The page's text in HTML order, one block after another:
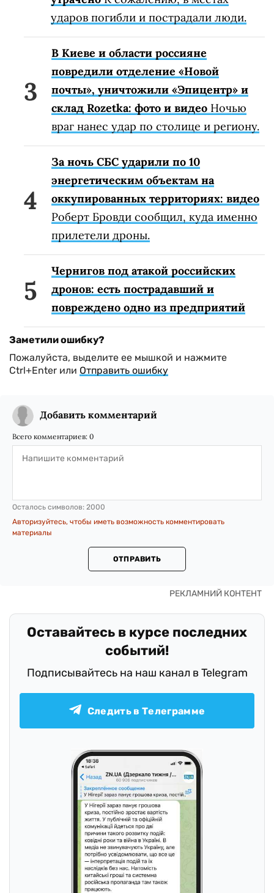
ударов погибли и пострадали люди.
В Киеве и области россияне
повредили отделение «Новой
почты», уничтожили «Эпицентр» и
склад Rozetka: фото и видео Ночью
враг нанес удар по столице и региону.
За ночь СБС ударили по 10
энергетическим объектам на
оккупированных территориях: видео
Роберт Бровди сообщил, куда именно
прилетели дроны.
Чернигов под атакой российских
дронов: есть пострадавший и
повреждено одно из предприятий
Заметили ошибку?
Пожалуйста, выделите ее мышкой и нажмите
Ctrl+Enter или Отправить ошибку
Добавить комментарий
Всего комментариев: 0
Осталось символов: 2000
Авторизуйтесь, чтобы иметь возможность комментировать
материалы
ОТПРАВИТЬ
Оставайтесь в курсе последних
событий!
Подписывайтесь на наш канал в Telegram
Следить в Телеграмме